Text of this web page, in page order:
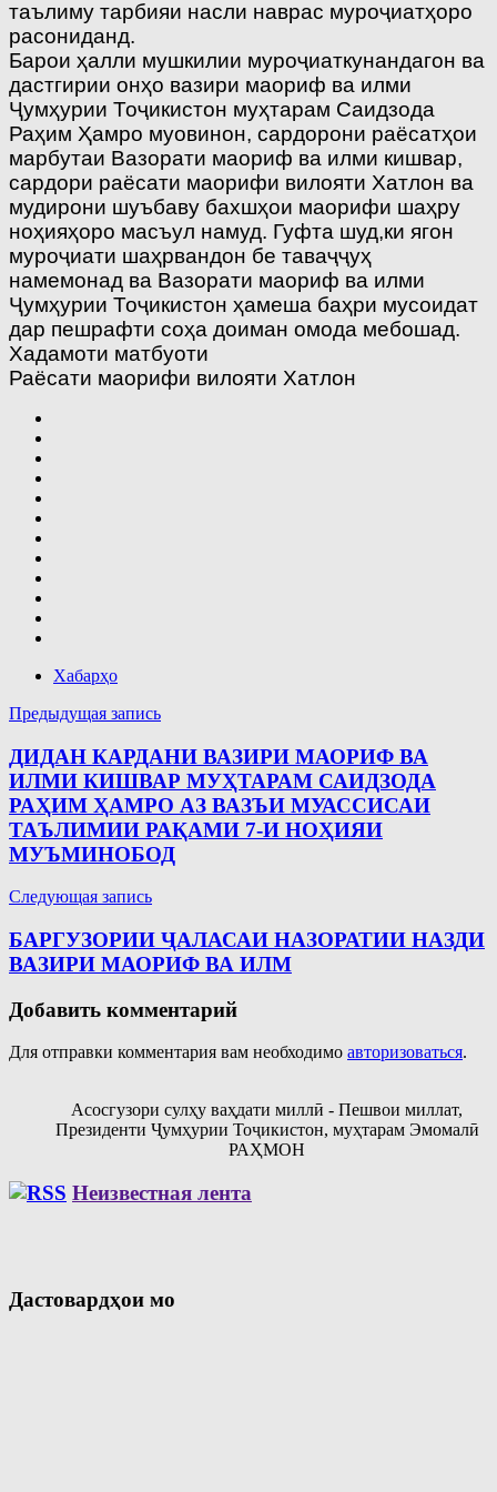
таълиму тарбияи насли наврас муроҷиатҳоро
расониданд.
Барои ҳалли мушкилии муроҷиаткунандагон ва
дастгирии онҳо вазири маориф ва илми
Ҷумҳурии Тоҷикистон муҳтарам Саидзода
Раҳим Ҳамро муовинон, сардорони раёсатҳои
марбутаи Вазорати маориф ва илми кишвар,
сардори раёсати маорифи вилояти Хатлон ва
мудирони шуъбаву бахшҳои маорифи шаҳру
ноҳияҳоро масъул намуд. Гуфта шуд,ки ягон
муроҷиати шаҳрвандон бе таваҷҷуҳ
намемонад ва Вазорати маориф ва илми
Ҷумҳурии Тоҷикистон ҳамеша баҳри мусоидат
дар пешрафти соҳа доиман омода мебошад.
Хадамоти матбуоти
Раёсати маорифи вилояти Хатлон
Хабарҳо
Навигация
по
записям
Предыдущая запись
ДИДАН КАРДАНИ ВАЗИРИ МАОРИФ ВА
ИЛМИ КИШВАР МУҲТАРАМ САИДЗОДА
РАҲИМ ҲАМРО АЗ ВАЗЪИ МУАССИСАИ
ТАЪЛИМИИ РАҚАМИ 7-И НОҲИЯИ
МУЪМИНОБОД
Следующая запись
БАРГУЗОРИИ ҶАЛАСАИ НАЗОРАТИИ НАЗДИ
ВАЗИРИ МАОРИФ ВА ИЛМ
Добавить комментарий
Для отправки комментария вам необходимо авторизоваться.
Асосгузори сулҳу ваҳдати миллӣ - Пешвои миллат,
Президенти Ҷумҳурии Тоҷикистон, муҳтарам Эмомалӣ
РАҲМОН
Неизвестная лента
Дастовардҳои мо